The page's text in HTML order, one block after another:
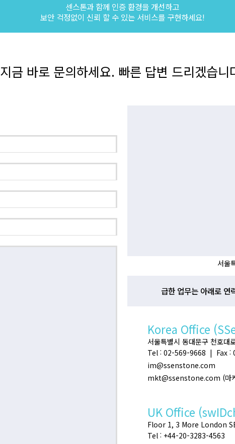
센스톤과 함께 인증 환경을 개선하고
보안 걱정없이 신뢰 할 수 있는 서비스를 구현하세요!
지금 바로 문의하세요. 빠른 답변 드리겠습니
서울
급한 업무는 아래로 연
Korea Office
서울특별시 동대문구 천호
Tel : 02-569-9668 | Fax :
im@ssenstone.com
mkt@ssenstone.com (마
UK Office
Floor 1, 3 More London
Tel : +44-20-3283-4563